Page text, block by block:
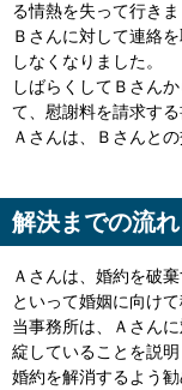
る情熱を失って行きま
Ｂさんに対して連絡
しなくなりました。
しばらくしてＢさん
て、慰謝料を請求する
Ａさんは、Ｂさんと
解決までの流れ
Ａさんは、婚約を破
といって婚姻に向け
当事務所は、Ａさん
綻していることを説
婚約を解消するよう勧